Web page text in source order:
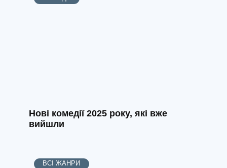
Нові комедії 2025 року, які вже
вийшли
ВСІ ЖАНРИ